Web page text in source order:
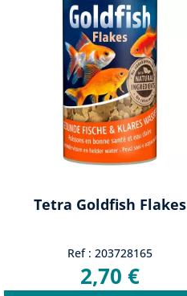
Tetra Goldfish Flakes
Ref : 203728165
2,70 €